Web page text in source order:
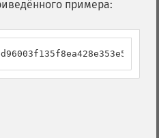
примера: